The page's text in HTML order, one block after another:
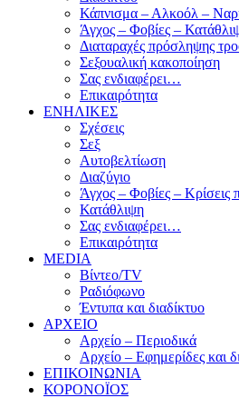
Κάπνισμα – Αλκοόλ –
Άγχος – Φοβίες –
Διαταραχές πρόσληψης
Σεξουαλική κακοποίηση
Σας ενδιαφέρει…
Επικαιρότητα
ΕΝΗΛΙΚΕΣ
Σχέσεις
Σεξ
Αυτοβελτίωση
Διαζύγιο
Άγχος – Φοβίες – Κρίσεις
Κατάθλιψη
Σας ενδιαφέρει…
Επικαιρότητα
MEDIA
Βίντεο/TV
Ραδιόφωνο
Έντυπα και διαδίκτυο
ΑΡΧΕΙΟ
Αρχείο – Περιοδικά
Αρχείο – Εφημερίδες και
ΕΠΙΚΟΙΝΩΝΙΑ
ΚΟΡΟΝΟΪΟΣ